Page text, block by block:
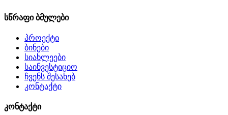
სწრაფი ბმულები
პროექტი
ბინები
სიახლეები
საინვესტიციო
ჩვენს შესახებ
კონტაქტი
კონტაქტი